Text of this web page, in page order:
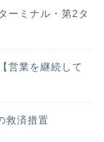
ーミナル・第2タ
営業を継続して
救済措置